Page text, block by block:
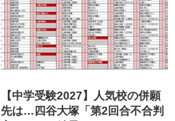
【中学受験2027】人気校の併願
先は…四谷大塚「第2回合不合判